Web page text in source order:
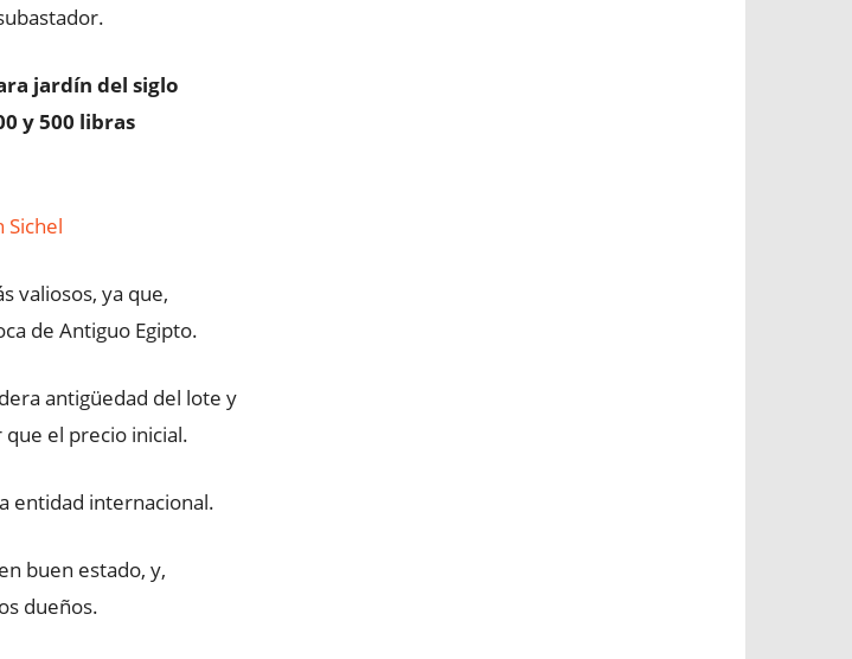
jardín del siglo
y 500 libras
Sichel
valiosos, ya que,
de Antiguo Egipto.
antigüedad del lote y
el precio inicial.
entidad internacional.
buen estado, y,
dueños.